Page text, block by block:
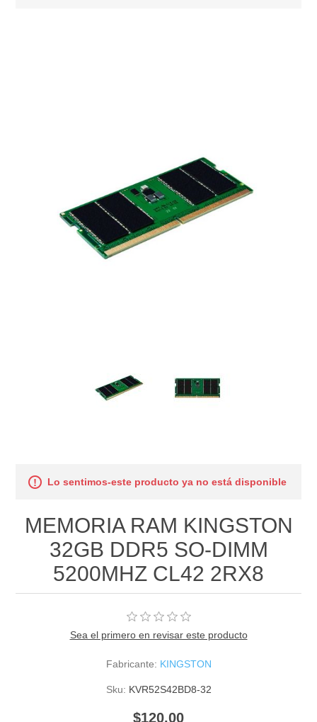
Lo sentimos-este producto ya no está disponible
MEMORIA RAM KINGSTON
32GB DDR5 SO-DIMM
5200MHZ CL42 2RX8
Sea el primero en revisar este producto
Fabricante: KINGSTON
Sku: KVR52S42BD8-32
$120.00